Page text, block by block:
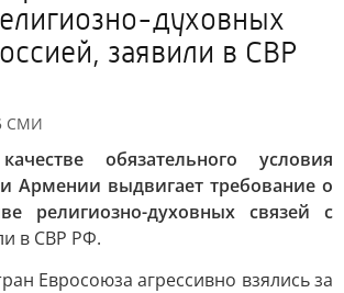
духовных
заявили в СВР
СМИ
обязательного условия
Армении выдвигает требование о
религиозно-духовных связей с
в СВР РФ.
Евросоюза агрессивно взялись за